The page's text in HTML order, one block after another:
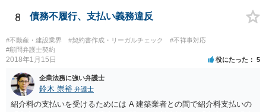
には、ご質問のような懸念を払しょくするために、 「甲及び乙は，本
示談書に記載するもののほか，甲と乙の間には何らの債権債務が存し
ないことを相互に確認する。」 という清算条項を入れることが一般的
です。 以上に加え、「本件については，当事者協議の結果，上記示
談条件のとおり示談が成立したので，今後本件の上記示談内容に関し
てはどんな事情が生じても双方共裁判上又は裁判外においても一切異
議，請求の申立をしないことを誓約する。」という条項を入れること
がありますが、この条項は一つのプレッシャーのようなもので、現実
には今後一切裁判を起こす権利を放棄する、という合意はできません
し、予測できない後発的損害については示談後であっても請求できる
8 債務不履行、支払い義務違反
#不動産・建設業界 #契約書作成・リーガルチェック
#不祥事対応
#顧問弁護士契約
2018年1月15日 役にたった 5
企業法務に強い弁護士
鈴木 崇裕 弁護士
紹介料の支払いを受けるためには A 建築業者との間で紹介料支払いの